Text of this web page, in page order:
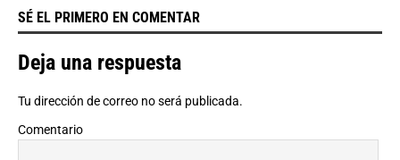
SÉ EL PRIMERO EN COMENTAR
Deja una respuesta
Tu dirección de correo no será publicada.
Comentario